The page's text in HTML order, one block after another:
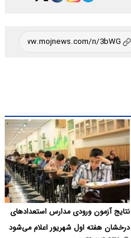
نتایج آزمون ورودی مدارس استعدادهای
درخشان هفته اول شهریور اعلام می‌شود